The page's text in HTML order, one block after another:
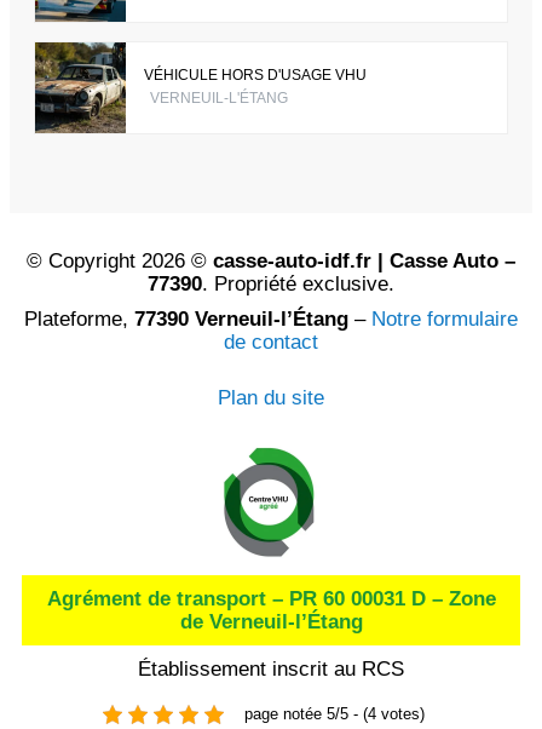
VÉHICULE HORS D'USAGE VHU
VERNEUIL-L'ÉTANG
© Copyright 2026 © casse-auto-idf.fr | Casse Auto –
77390. Propriété exclusive.
Plateforme, 77390 Verneuil-l’Étang – Notre formulaire
de contact
Plan du site
Agrément de transport – PR 60 00031 D – Zone
de Verneuil-l’Étang
Établissement inscrit au RCS
page notée 5/5 - (4 votes)